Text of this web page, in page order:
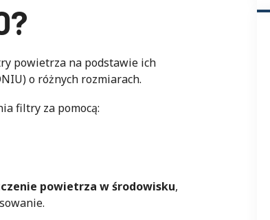
powietrza na podstawie ich
o różnych rozmiarach.
filtry za pomocą:
powietrza w środowisku,